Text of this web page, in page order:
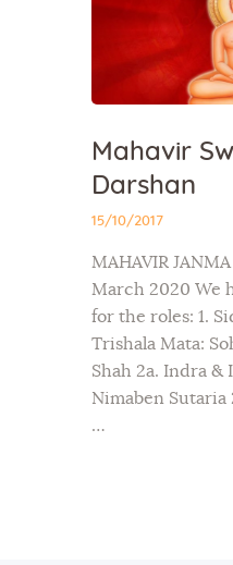
Mahavir
Darshan
15/10/2017
MAHAVIR
March 2020 We
for the roles: 1.
Trishala Mata:
Shah 2a. Indra
Nimaben
…